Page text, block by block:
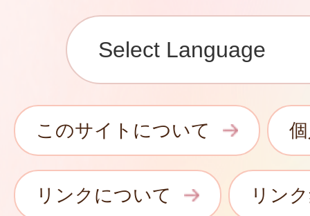
このサイトについて
リンクについて リン